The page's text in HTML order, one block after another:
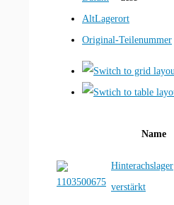
AltLagerort
Original-Teilenummer
Name
Hinterachslager
verstärkt